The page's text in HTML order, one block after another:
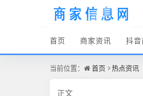
首页 商家资讯 抖音
当前位置： 首页 热点资讯
正文